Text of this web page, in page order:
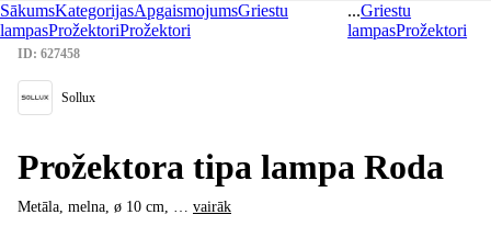
SākumsKategorijasApgaismojumsGriestu
lampasProžektoriProžektori
...Griestu
lampasProžektori
ID: 627458
Sollux
Prožektora tipa lampa Roda
Metāla, melna, ø 10 cm, … vairāk